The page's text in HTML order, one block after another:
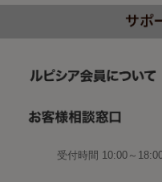
受付時間 10:00～